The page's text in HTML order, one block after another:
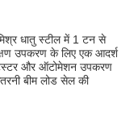
धातु स्टील में 1 टन से
उपकरण के लिए एक आदर्श
और ऑटोमेशन उपकरण
बीम लोड सेल की